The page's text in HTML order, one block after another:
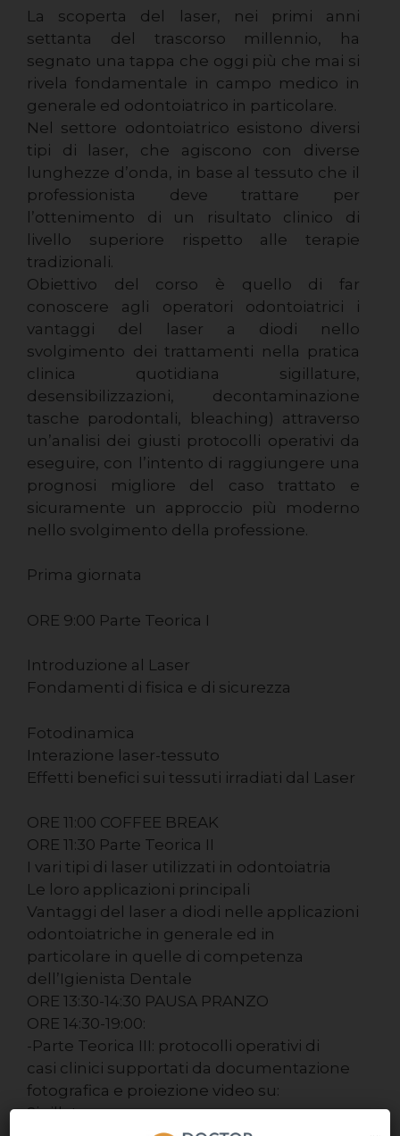
La scoperta del laser, nei primi anni
settanta del trascorso millennio, ha
segnato una tappa che oggi più che mai si
rivela fondamentale in campo medico in
generale ed odontoiatrico in particolare.
Nel settore odontoiatrico esistono diversi
tipi di laser, che agiscono con diverse
lunghezze d’onda, in base al tessuto che il
professionista deve trattare per
l’ottenimento di un risultato clinico di
livello superiore rispetto alle terapie
tradizionali.
Obiettivo del corso è quello di far
conoscere agli operatori odontoiatrici i
vantaggi del laser a diodi nello
svolgimento dei trattamenti nella pratica
clinica quotidiana sigillature,
desensibilizzazioni, decontaminazione
tasche parodontali, bleaching) attraverso
un’analisi dei giusti protocolli operativi da
eseguire, con l’intento di raggiungere una
prognosi migliore del caso trattato e
sicuramente un approccio più moderno
nello svolgimento della professione.
Prima giornata
ORE 9:00 Parte Teorica I
Introduzione al Laser
Fondamenti di fisica e di sicurezza
Fotodinamica
Interazione laser-tessuto
Effetti benefici sui tessuti irradiati dal Laser
ORE 11:00 COFFEE BREAK
ORE 11:30 Parte Teorica II
I vari tipi di laser utilizzati in odontoiatria
Le loro applicazioni principali
Vantaggi del laser a diodi nelle applicazioni
odontoiatriche in generale ed in
particolare in quelle di competenza
dell’Igienista Dentale
ORE 13:30-14:30 PAUSA PRANZO
ORE 14:30-19:00:
-Parte Teorica III: protocolli operativi di
casi clinici supportati da documentazione
fotografica e proiezione video su:
Sigillature